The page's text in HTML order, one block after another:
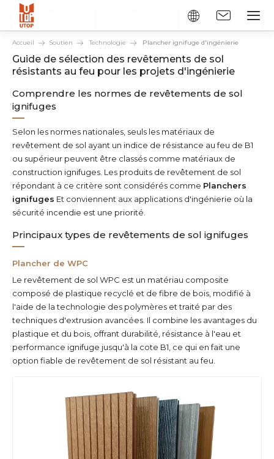
Accueil Soutien Technologie Plancher ignifuge d'ingénierie
Guide de sélection des revêtements de sol
résistants au feu pour les projets d'ingénierie
Comprendre les normes de revêtements de sol
ignifuges
Selon les normes nationales, seuls les matériaux de
revêtement de sol ayant un indice de résistance au feu de B1
ou supérieur peuvent être classés comme matériaux de
construction ignifuges. Les produits de revêtement de sol
répondant à ce critère sont considérés comme Planchers
ignifuges Et conviennent aux applications d'ingénierie où la
sécurité incendie est une priorité.
Principaux types de revêtements de sol ignifuges
Plancher de WPC
Le revêtement de sol WPC est un matériau composite
composé de plastique recyclé et de fibre de bois, modifié à
l'aide de la technologie des polymères et traité par des
techniques d'extrusion avancées. Il combine les avantages du
plastique et du bois, offrant durabilité, résistance à l'eau et
performance ignifuge jusqu'à la cote B1, ce qui en fait une
option fiable de revêtement de sol résistant au feu.